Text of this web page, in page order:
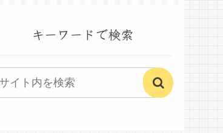
キーワードで検索